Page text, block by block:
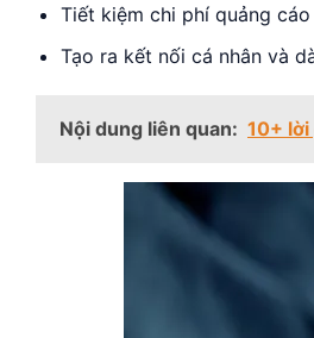
Tiết kiệm chi phí quảng
Tạo ra kết nối cá nhân và
Nội dung liên quan: 10+ lời